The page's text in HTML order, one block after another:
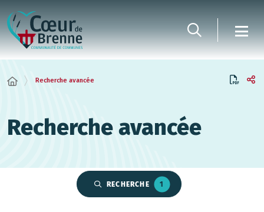
Recherche avancée
Recherche avancée
RECHERCHE 1